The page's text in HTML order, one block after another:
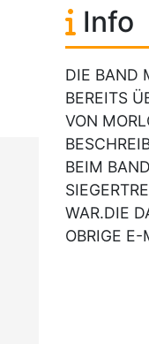
Info
DIE BAND
BEREITS
VON
BEIM
WAR.DIE
OBRIGE E-